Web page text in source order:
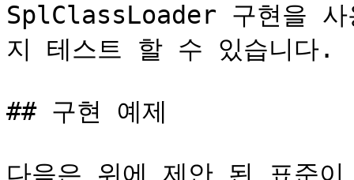
SplClassLoader 구현을 사
지 테스트 할 수 있습니다.
## 구현 예제
다음은 위에 제안 된 표준